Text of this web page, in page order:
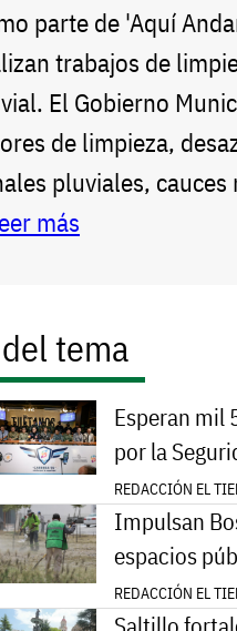
parte de 'Aquí
trabajos de
El Gobierno
de limpieza,
pluviales,
más
tema
Esperan mil
por la
REDACCIÓN EL
Impulsan
espacios
REDACCIÓN EL